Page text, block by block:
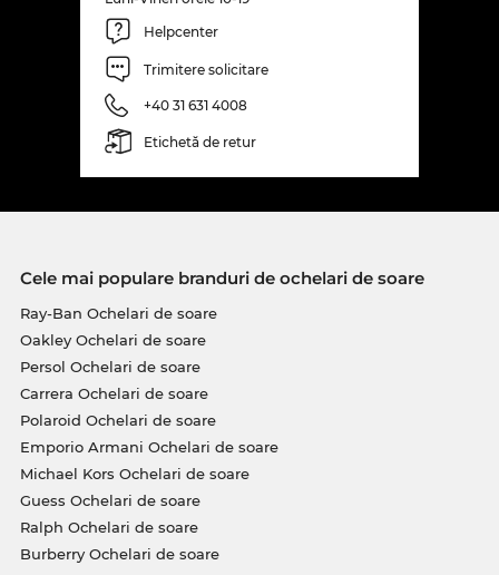
Helpcenter
Trimitere solicitare
+40 31 631 4008
Etichetă de retur
Cele mai populare branduri de ochelari de soare
Ray-Ban Ochelari de soare
Oakley Ochelari de soare
Persol Ochelari de soare
Carrera Ochelari de soare
Polaroid Ochelari de soare
Emporio Armani Ochelari de soare
Michael Kors Ochelari de soare
Guess Ochelari de soare
Ralph Ochelari de soare
Burberry Ochelari de soare